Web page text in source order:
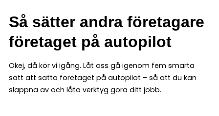
Så sätter andra företagare
företaget på autopilot
Okej, då kör vi igång. Låt oss gå igenom fem smarta
sätt att sätta företaget på autopilot – så att du kan
slappna av och låta verktyg göra ditt jobb.